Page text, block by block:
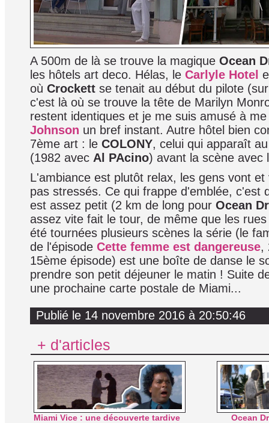
A 500m de là se trouve la magique Ocean
les hôtels art deco. Hélas, le Carlyle Hotel
où Crockett se tenait au début du pilote
c'est là où se trouve la tête de Marilyn
restent identiques et je me suis amusé à
Johnson un bref instant. Autre hôtel bien
7ème art : le COLONY, celui qui apparaît
(1982 avec Al PAcino) avant la scène avec
L'ambiance est plutôt relax, les gens vont
pas stressés. Ce qui frappe d'emblée, c'est
est assez petit (2 km de long pour Ocean
assez vite fait le tour, de même que les
été tournées plusieurs scènes la série (le
de l'épisode Cette femme est dangereuse,
15ème épisode) est une boîte de danse le
prendre son petit déjeuner le matin ! Suite
une prochaine carte postale de Miami...
Publié le 14 novembre 2016 à 20:50:46
+ d'articles
Miami Vice : une découverte tardive Ocean